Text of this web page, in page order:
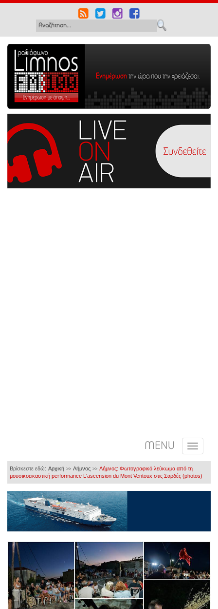
MENU
Βρίσκεστε εδώ: Αρχική >> Λήμνος >> Λήμνος: Φωτογραφικό λεύκωμα από τη
μουσικοεικαστική performance L'ascension du Mont Ventoux στις Σαρδές (photos)